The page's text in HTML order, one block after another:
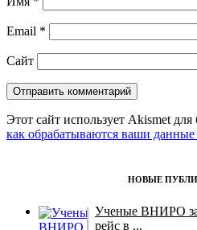
Email *
Сайт
Этот сайт использует Akismet
как обрабатываются ваши
НОВЫЕ
Ученые ВНИРО
рейс в ...